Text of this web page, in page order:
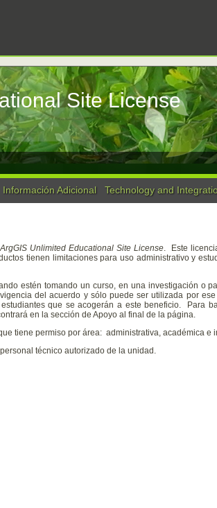
Site License
Información Adicional Technology and
Unlimited Educational Site License. Este
tienen limitaciones para uso administrativo y
estén tomando un curso, en una investigación o
del acuerdo y sólo puede ser utilizada por
que se acogerán a este beneficio. Para
en la sección de Apoyo al final de la página.
tiene permiso por área: administrativa, académica e
técnico autorizado de la unidad.